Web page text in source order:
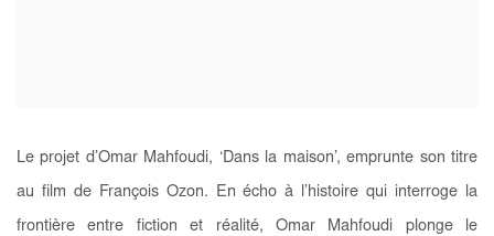
Le projet d’Omar Mahfoudi, ‘Dans la maison’, emprunte son titre
au film de François Ozon. En écho à l’histoire qui interroge la
frontière entre fiction et réalité, Omar Mahfoudi plonge le